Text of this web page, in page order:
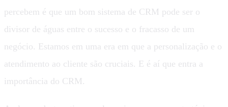
percebem é que um bom sistema de CRM pode ser o
divisor de águas entre o sucesso e o fracasso de um
negócio. Estamos em uma era em que a personalização e o
atendimento ao cliente são cruciais. E é aí que entra a
importância do CRM.